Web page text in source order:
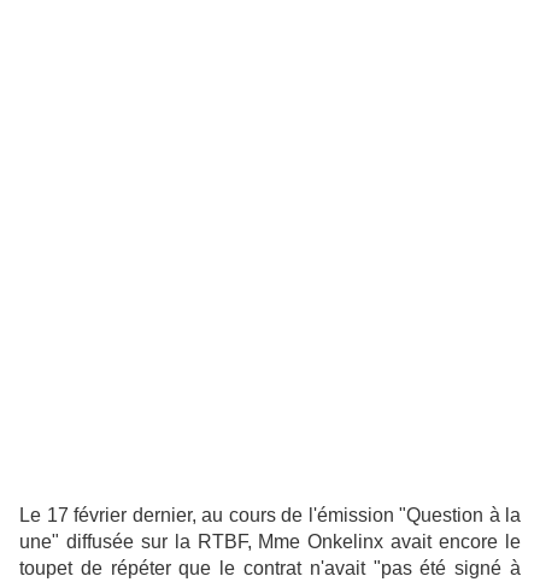
Le 17 février dernier, au cours de l'émission "Question à la
une" diffusée sur la RTBF, Mme Onkelinx avait encore le
toupet de répéter que le contrat n'avait "pas été signé à